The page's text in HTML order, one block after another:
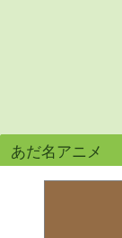
あだ名アニメ